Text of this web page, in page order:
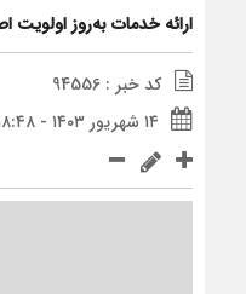
ارائه خدمات به‌روز اولویت
کد خبر : 94556
۱۴ شهریور ۱۴۰۳ - ۱۸:۴۸